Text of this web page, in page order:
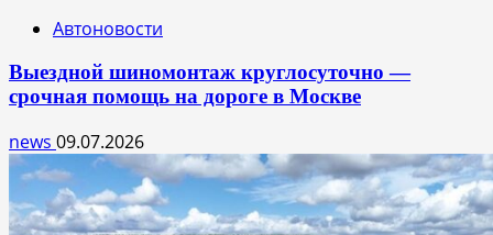
Автоновости
Выездной шиномонтаж круглосуточно —
срочная помощь на дороге в Москве
news 09.07.2026